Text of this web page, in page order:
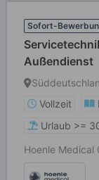
Sofort-
Außendienst
Vollzeit
Urlaub >=
Hoenle Medical